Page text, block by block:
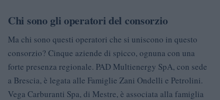
Chi sono gli operatori del consorzio
Ma chi sono questi operatori che si uniscono in questo
consorzio? Cinque aziende di spicco, ognuna con una
forte presenza regionale. PAD Multienergy SpA, con sede
a Brescia, è legata alle Famiglie Zani Ondelli e Petrolini.
Vega Carburanti Spa, di Mestre, è associata alla famiglia